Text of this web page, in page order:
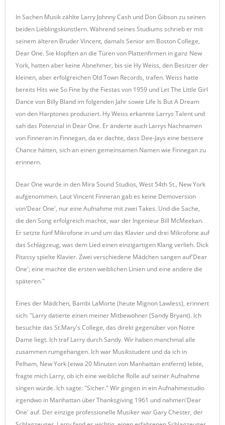
In Sachen Musik zählte Larry Johnny Cash und Don Gibson zu seinen
beiden Lieblingskünstlern. Während seines Studiums schrieb er mit
seinem älteren Bruder Vincent, damals Senior am Boston College,
Dear One. Sie klopften an die Türen von Plattenfirmen in ganz New
York, hatten aber keine Abnehmer, bis sie Hy Weiss, den Besitzer der
kleinen, aber erfolgreichen Old Town Records, trafen. Weiss hatte
bereits Hits wie So Fine by the Fiestas von 1959 und Let The Little Girl
Dance von Billy Bland im folgenden Jahr sowie Life Is But A Dream
von den Harptones produziert. Hy Weiss erkannte Larrys Talent und
sah das Potenzial in Dear One. Er änderte auch Larrys Nachnamen
von Finneran in Finnegan, da er dachte, dass Dee-Jays eine bessere
Chance hätten, sich an einen gemeinsamen Namen wie Finnegan zu
erinnern.
Dear One wurde in den Mira Sound Studios, West 54th St., New York
aufgenommen. Laut Vincent Finneran gab es keine Demoversion
von'Dear One', nur eine Aufnahme mit zwei Takes. Und die Sache,
die den Song erfolgreich machte, war der Ingenieur Bill McMeekan.
Er setzte fünf Mikrofone in und um das Klavier und drei Mikrofone auf
das Schlagzeug, was dem Lied einen einzigartigen Klang verlieh. Dick
Pitassy spielte Klavier. Zwei verschiedene Mädchen sangen auf'Dear
One'; eine machte die ersten weiblichen Linien und eine andere die
späteren."
Eines der Mädchen, Bambi LaMorte (heute Mignon Lawless), erinnert
sich: "Larry datierte einen meiner Mitbewohner (Sandy Bryant). Ich
besuchte das St.Mary's College, das direkt gegenüber von Notre
Dame liegt. Ich traf Larry durch Sandy. Wir haben manchmal alle
zusammen rumgehangen. Ich war Musikstudent und da ich in
Pelham, New York (etwa 20 Minuten von Manhattan entfernt) lebte,
fragte mich Larry, ob ich eine weibliche Rolle auf seiner Aufnahme
singen würde. Ich sagte: "Sicher." Wir gingen in ein Aufnahmestudio
irgendwo in Manhattan über Thanksgiving 1961 und nahmen'Dear
One' auf. Der einzige professionelle Musiker war Gary Chester, der